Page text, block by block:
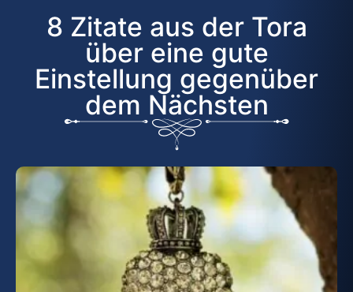
8 Zitate aus der Tora
über eine gute
Einstellung gegenüber
dem Nächsten